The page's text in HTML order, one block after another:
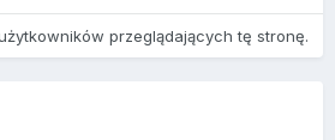
przeglądających tę stronę.